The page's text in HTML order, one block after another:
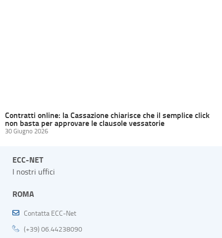
Contratti online: la Cassazione chiarisce che il semplice click
non basta per approvare le clausole vessatorie
30 Giugno 2026
ECC-NET
I nostri uffici
ROMA
Contatta ECC-Net
(+39) 06.44238090